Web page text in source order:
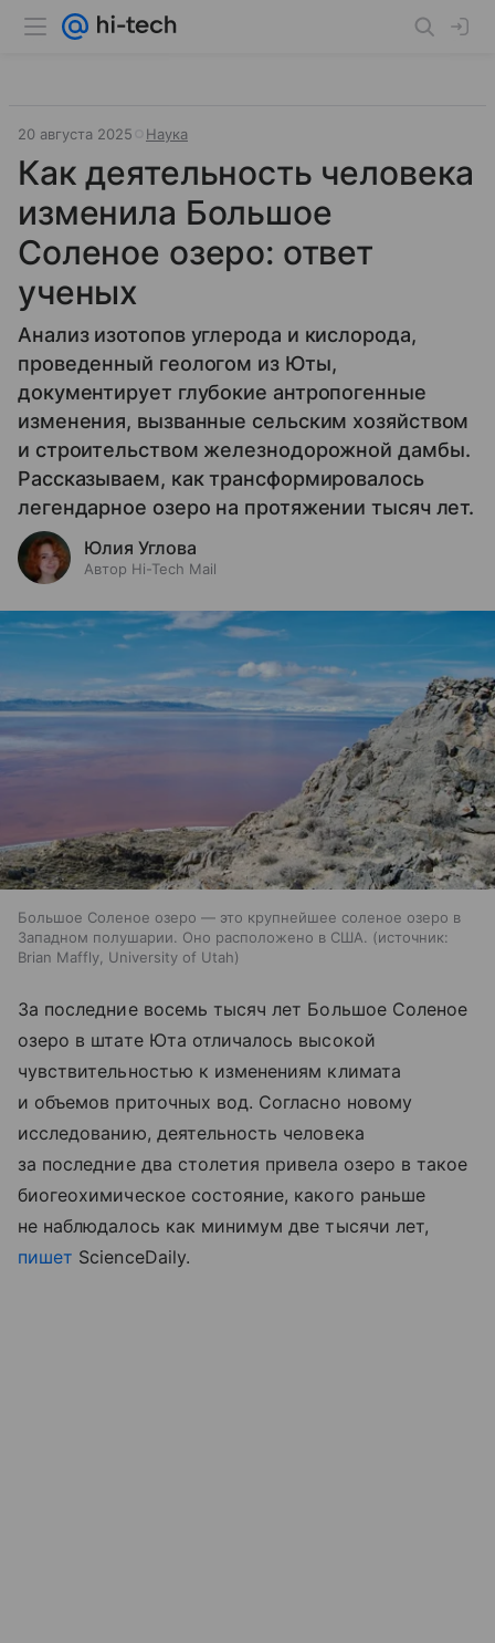
20 августа 2025 Наука
Как деятельность человека
изменила Большое
Соленое озеро: ответ
ученых
Анализ изотопов углерода и кислорода,
проведенный геологом из Юты,
документирует глубокие антропогенные
изменения, вызванные сельским хозяйством
и строительством железнодорожной дамбы.
Рассказываем, как трансформировалось
легендарное озеро на протяжении тысяч лет.
Юлия Углова
Автор Hi-Tech Mail
Большое Соленое озеро — это крупнейшее соленое озеро в
Западном полушарии. Оно расположено в США.
источник:
Brian Maffly, University of Utah
За последние восемь тысяч лет Большое Соленое
озеро в штате Юта отличалось высокой
чувствительностью к изменениям климата
и объемов приточных вод. Согласно новому
исследованию, деятельность человека
за последние два столетия привела озеро в такое
биогеохимическое состояние, какого раньше
не наблюдалось как минимум две тысячи лет,
пишет ScienceDaily.